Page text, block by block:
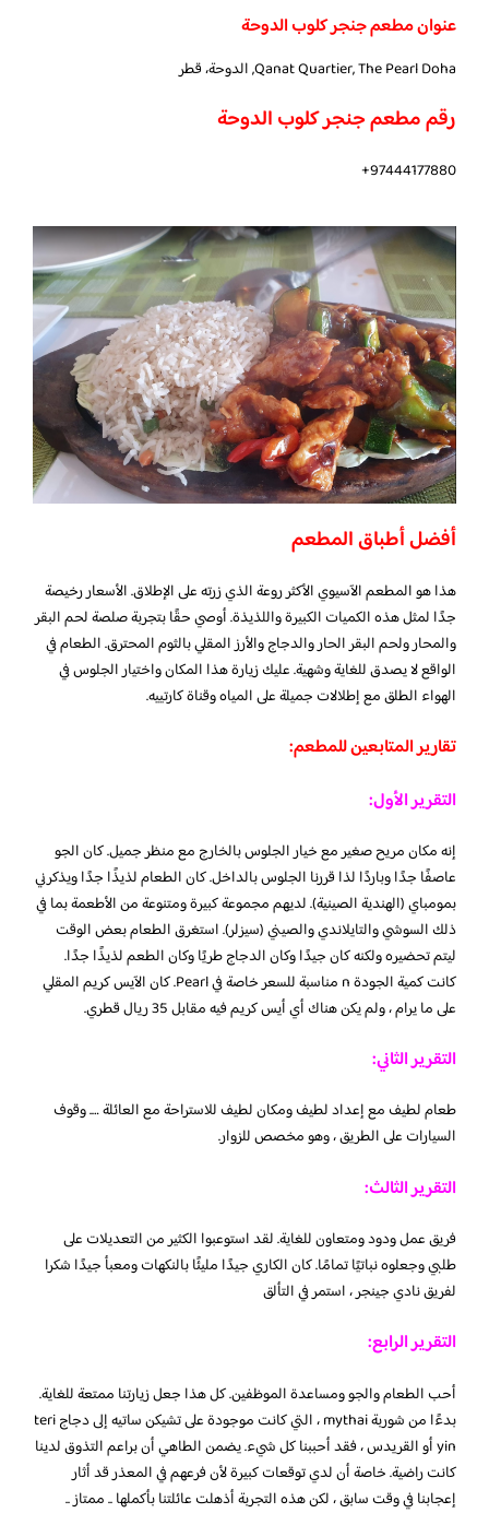
عنوان مطعم جنجر كلوب الدوحة
Qanat Quartier, The Pearl Doha, الدوحة، قطر
رقم مطعم جنجر كلوب الدوحة
97444177880+
أفضل أطباق المطعم
هذا هو المطعم الآسيوي الأكثر روعة الذي زرته على الإطلاق. الأسعار رخيصة
جدًا لمثل هذه الكميات الكبيرة واللذيذة. أوصي حقًا بتجربة صلصة لحم البقر
والمحار ولحم البقر الحار والدجاج والأرز المقلي بالثوم المحترق. الطعام في
الواقع لا يصدق للغاية وشهية. عليك زيارة هذا المكان واختيار الجلوس في
الهواء الطلق مع إطلالات جميلة على المياه وقناة كارتييه.
تقارير المتابعين للمطعم:
التقرير الأول:
إنه مكان مريح صغير مع خيار الجلوس بالخارج مع منظر جميل. كان الجو
عاصفًا جدًا وباردًا لذا قررنا الجلوس بالداخل. كان الطعام لذيذًا جدًا ويذكرني
بمومباي (الهندية الصينية). لديهم مجموعة كبيرة ومتنوعة من الأطعمة بما في
ذلك السوشي والتايلاندي والصيني (سيزلر). استغرق الطعام بعض الوقت
ليتم تحضيره ولكنه كان جيدًا وكان الدجاج طريًا وكان الطعم لذيذًا جدًا.
كانت كمية الجودة n مناسبة للسعر خاصة في Pearl. كان الآيس كريم المقلي
على ما يرام ، ولم يكن هناك أي أيس كريم فيه مقابل 35 ريال قطري.
التقرير الثاني:
طعام لطيف مع إعداد لطيف ومكان لطيف للاستراحة مع العائلة …. وقوف
السيارات على الطريق ، وهو مخصص للزوار.
التقرير الثالث:
فريق عمل ودود ومتعاون للغاية. لقد استوعبوا الكثير من التعديلات على
طلبي وجعلوه نباتيًا تمامًا. كان الكاري جيدًا مليئًا بالنكهات ومعبأ جيدًا شكرا
لفريق نادي جينجر ، استمر في التألق
التقرير الرابع:
أحب الطعام والجو ومساعدة الموظفين. كل هذا جعل زيارتنا ممتعة للغاية.
بدءًا من شوربة mythai ، التي كانت موجودة على تشيكن ساتيه إلى دجاج teri
yin أو القريدس ، فقد أحببنا كل شيء. يضمن الطاهي أن براعم التذوق لدينا
كانت راضية. خاصة أن لدي توقعات كبيرة لأن فرعهم في المعذر قد أثار
إعجابنا في وقت سابق ، لكن هذه التجربة أذهلت عائلتنا بأكملها .. ممتاز ..